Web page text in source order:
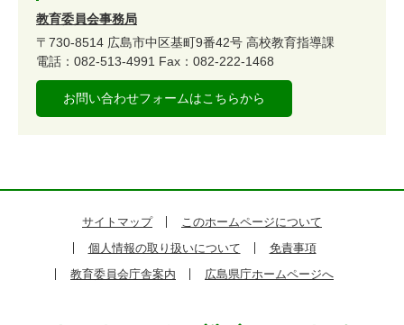
教育委員会事務局
〒730-8514 広島市中区基町9番42号 高校教育指導課
電話：082-513-4991 Fax：082-222-1468
お問い合わせフォームはこちらから
サイトマップ
このホームページについて
個人情報の取り扱いについて
免責事項
教育委員会庁舎案内
広島県庁ホームページへ